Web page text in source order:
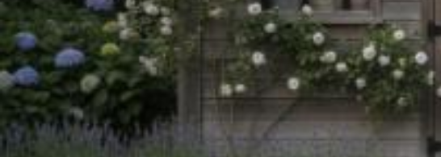
Il costo medio per costruire un capannone va
da 543€ a 15000€
Vuoi sapere il prezzo preciso per costruire un
capannone? Ottieni preventivi gratuiti.
È completamente gratuito